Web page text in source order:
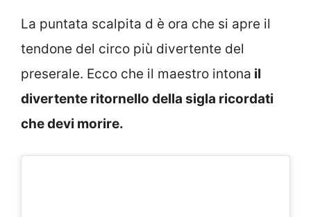
La puntata scalpita d è ora che si apre il
tendone del circo più divertente del
preserale. Ecco che il maestro intona il
divertente ritornello della sigla ricordati
che devi morire.